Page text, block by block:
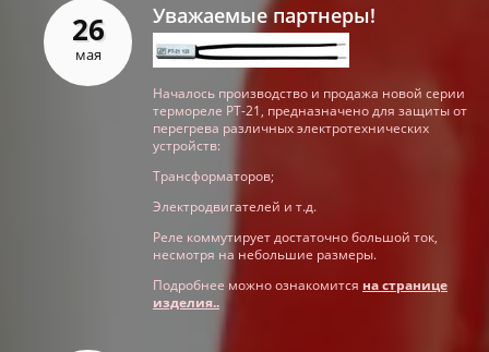
26
мая
Уважаемые партнеры!
Началось производство и продажа новой серии
термореле РТ-21, предназначено для защиты от
перегрева различных электротехнических
устройств:
Трансформаторов;
Электродвигателей и т.д.
Реле коммутирует достаточно большой ток,
несмотря на небольшие размеры.
Подробнее можно ознакомится на странице
изделия..